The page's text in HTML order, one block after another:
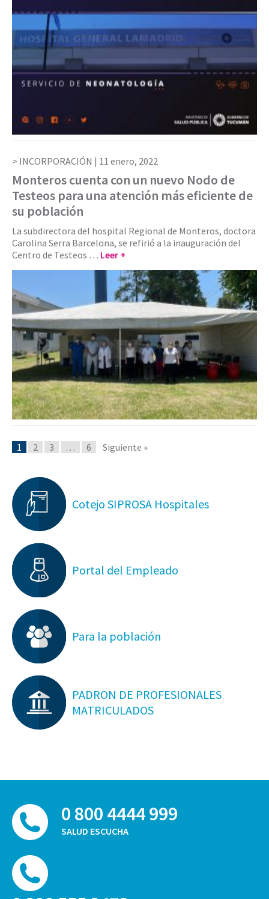
INCORPORACIÓN | 11 enero, 2022
Monteros cuenta con un nuevo Nodo de
Testeos para una atención más eficiente de
su población
La subdirectora del hospital Regional de Monteros, doctora
Carolina Serra Barcelona, se refirió a la inauguración del
Centro de Testeos … Leer +
1 2 3 … 6 Siguiente »
Cotejo SIPROSA Hospitales
Portal del Empleado
Para la población
PADRON DE PROFESIONALES
MATRICULADOS
0 800 4444 999
SALUD ESCUCHA